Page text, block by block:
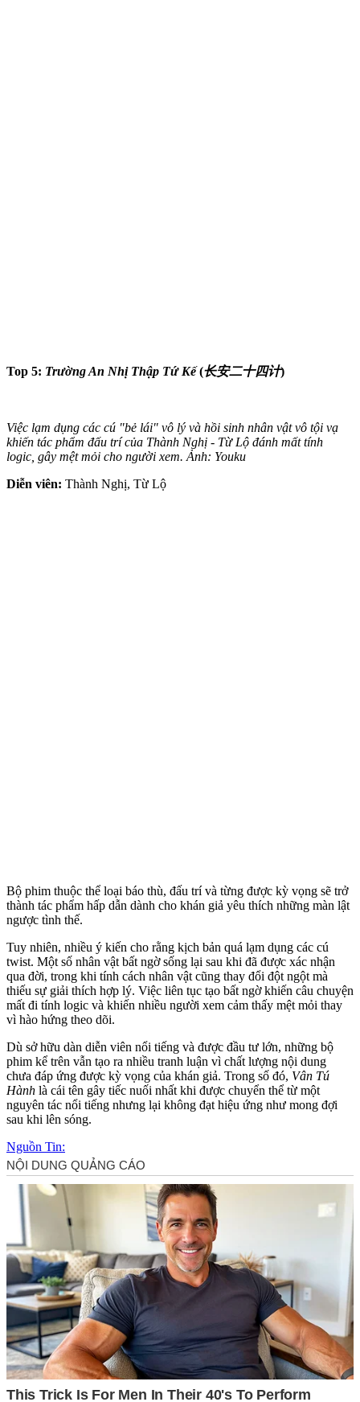
Top 5: Trường An Nhị Thập Tứ Kế(长安二十四计)
Việc lạ‌m dụn‌g các cú "bẻ lái" vô lý và hồi sinh nhân vật vô tội vạ
khiến tác phẩm đấu trí của Thành Nghị - Từ Lộ đánh mất tính
logic, gây mệt mỏi cho người xem. Ảnh: Youku
Diễn viên: Thành Nghị, Từ Lộ
Bộ phim thuộc thể loại báo thù, đấu trí và từng được kỳ vọng sẽ trở
thành tác phẩm hấp dẫn dành cho khán giả yêu thích những màn lật
ngược tình thế.
Tuy nhiên, nhiều ý kiến cho rằng kịch bản quá lạ‌m dụn‌g các cú
twist. Một số nhân vật bất ngờ sống lại sau khi đã được xác nhận
qua đời, trong khi tính cách nhân vật cũng thay đổi đột ngột mà
thiếu sự giải thích hợp lý. Việc liên tục tạo bất ngờ khiến câu chuyện
mất đi tính logic và khiến nhiều người xem cảm thấy mệt mỏi thay
vì hào hứng theo dõi.
Dù sở hữu dàn diễn viên nổi tiếng và được đầu tư lớn, những bộ
phim kể trên vẫn tạo ra nhiều tranh luận vì chất lượng nội dung
chưa đáp ứng được kỳ vọng của khán giả. Trong số đó, Vân Tú
Hành là cái tên gây tiếc nuối nhất khi được chuyển thể từ một
nguyên tác nổi tiếng nhưng lại không đạt hiệu ứng như mong đợi
sau khi lên sóng.
Nguồn Tin: